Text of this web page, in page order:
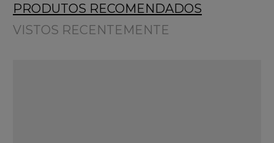
PRODUTOS RECOMENDADOS
VISTOS RECENTEMENTE